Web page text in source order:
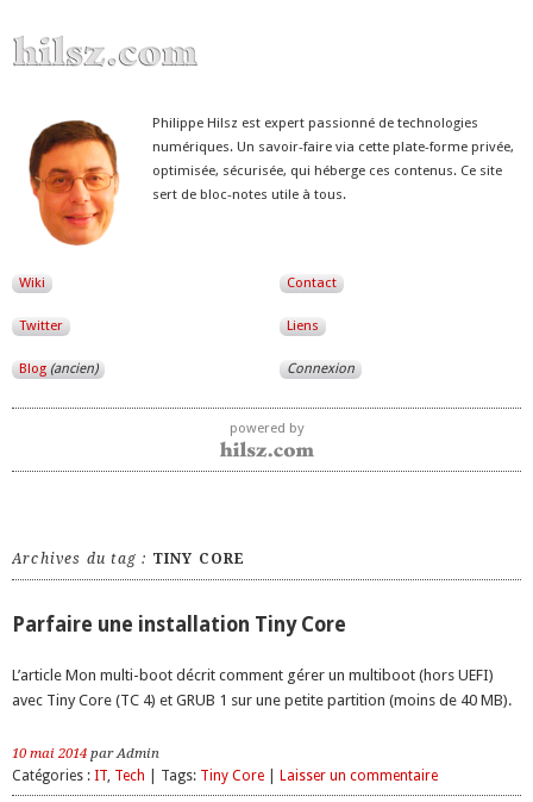
Philippe Hilsz est expert passionné de technologies
numériques. Un savoir-faire via cette plate-forme privée,
optimisée, sécurisée, qui héberge ces contenus. Ce site
sert de bloc-notes utile à tous.
Wiki
Twitter
Blog (ancien)
Contact
Liens
Connexion
powered by
Archives du tag : TINY CORE
Parfaire une installation Tiny Core
L’article Mon multi-boot décrit comment gérer un multiboot (hors UEFI)
avec Tiny Core (TC 4) et GRUB 1 sur une petite partition (moins de 40 MB).
10 mai 2014 par Admin
Catégories : IT, Tech | Tags: Tiny Core Laisser un commentaire